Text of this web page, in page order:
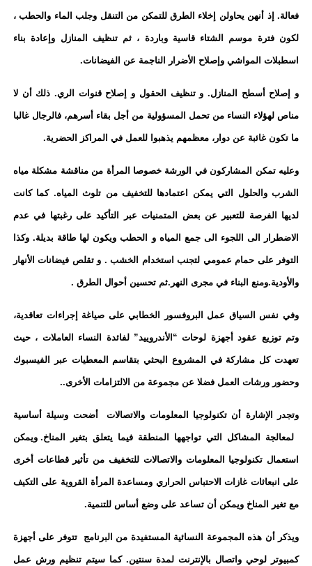
فعالة. إذ أنهن يحاولن إخلاء الطرق للتمكن من التنقل وجلب الماء والحطب ،
لكون فترة موسم الشتاء قاسية وباردة ، ثم تنظيف المنازل وإعادة بناء
اسطبلات المواشي وإصلاح الأضرار الناجمة عن الفيضانات.
و إصلاح أسطح المنازل. و تنظيف الحقول و إصلاح قنوات الري. ذلك أن لا
مناص لهؤلاء النساء من تحمل المسؤولية من أجل بقاء أسرهم، فالرجال غالبا
ما تكون غائبة عن دوار، معظمهم يذهبوا للعمل في المراكز الحضرية.
وعليه تمكن المشاركون في الورشة خصوصا المرأة من مناقشة مشكلة مياه
الشرب والحلول التي يمكن اعتمادها للتخفيف من تلوث المياه. كما كانت
لديها الفرصة للتعبير عن بعض المتمنيات عبر التأكيد على رغبتها في عدم
الاضطرار الى اللجوء الى جمع المياه و الحطب ويكون لها طاقة بديلة. وكذا
التوفر على حمام عمومي لتجنب استخدام الخشب . و تقلص فيضانات الأنهار
والأودية.ومنع البناء في مجرى النهر .ثم تحسين أحوال الطرق .
وفي نفس السياق عمل البروفسور الخطابي على صياغة إجراءات تعاقدية،
وتم توزيع عقود أجهزة لوحات “الأندروييد” لفائدة النساء العاملات ، حيث
تعهدت كل مشاركة في المشروع البحثي بتقاسم المعطيات عبر الفيسبوك
وحضور ورشات العمل فضلا عن مجموعة من الالتزامات الأخرى..
وتجدر الإشارة أن تكنولوجيا المعلومات والاتصالات أضحت وسيلة أساسية
لمعالجة المشاكل التي تواجهها المنطقة فيما يتعلق بتغير المناخ.ويمكن
استعمال تكنولوجيا المعلومات والاتصالات للتخفيف من تأثير قطاعات أخرى
على انبعاثات غازات الاحتباس الحراري ومساعدة المرأة القروية على التكيف
مع تغير المناخ ويمكن أن تساعد على وضع أساس للتنمية.
ويذكر أن هذه المجموعة النسائية المستفيدة من البرنامج تتوفر على أجهزة
كمبيوتر لوحي واتصال بالإنترنت لمدة سنتين.كما سيتم تنظيم ورش عمل